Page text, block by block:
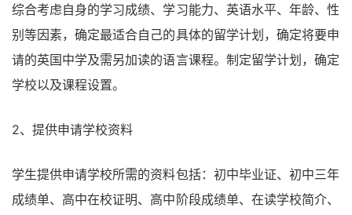
综合考虑自身的学习成绩、学习能力、英语水平、年龄、性
别等因素，确定最适合自己的具体的留学计划，确定将要申
请的英国中学及需另加读的语言课程。制定留学计划，确定
学校以及课程设置。
2、提供申请学校资料
学生提供申请学校所需的资料包括：初中毕业证、初中三年
成绩单、高中在校证明、高中阶段成绩单、在读学校简介、